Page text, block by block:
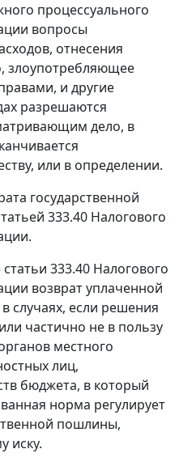
процессуального
вопросы
отнесения
злоупотребляющее
и другие
разрешаются
дело, в
или в определении.
государственной
333.40 Налогового
333.40 Налогового
возврат уплаченной
случаях, если решения
частично не в пользу
местного
лиц,
бюджета, в который
норма регулирует
пошлины,
иску.